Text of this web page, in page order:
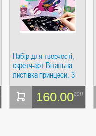
Набір для творчості,
скретч-арт Вітальна
листівка принцеси, 3
листівки (CH221857)
160.00грн